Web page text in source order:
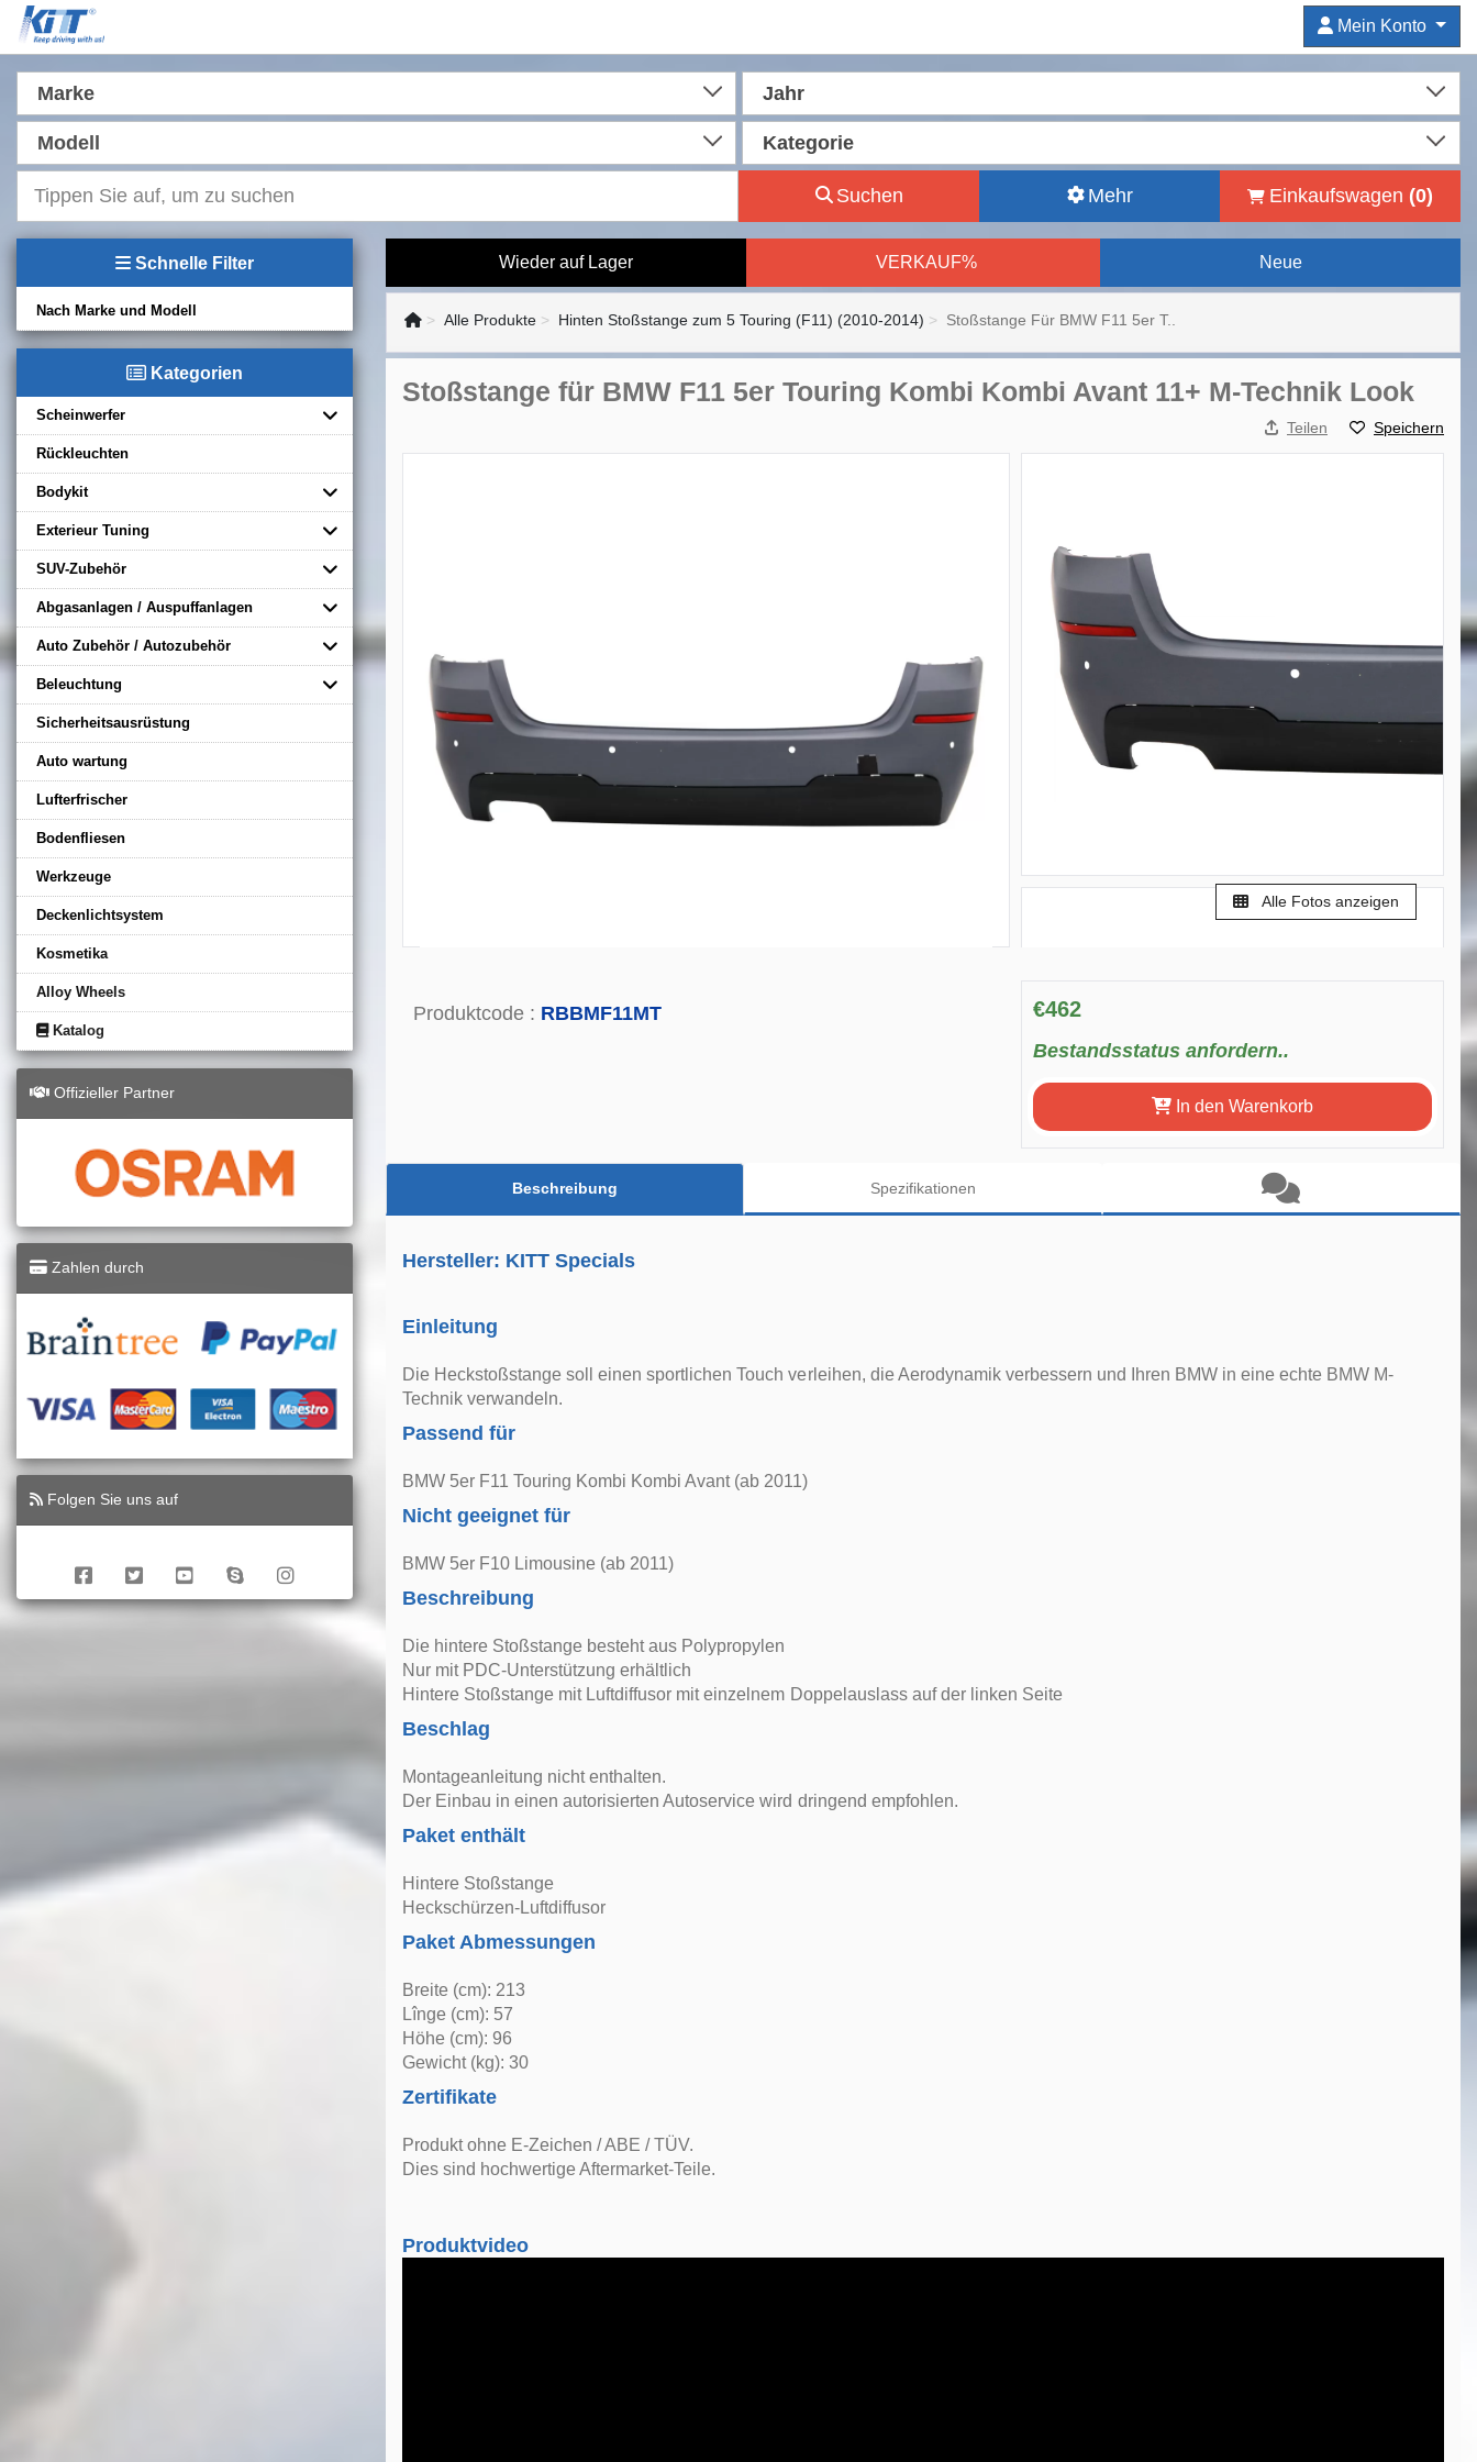
Mein Konto
Marke Jahr
Modell Kategorie
Suchen Mehr Einkaufswagen (0)
Schnelle Filter
Nach Marke und Modell
Kategorien
Scheinwerfer
Rückleuchten
Bodykit
Exterieur Tuning
SUV-Zubehör
Abgasanlagen / Auspuffanlagen
Auto Zubehör / Autozubehör
Beleuchtung
Sicherheitsausrüstung
Auto wartung
Lufterfrischer
Bodenfliesen
Werkzeuge
Deckenlichtsystem
Kosmetika
Alloy Wheels
Katalog
Offizieller Partner
Zahlen durch
Folgen Sie uns auf
Wieder auf Lager VERKAUF% Neue
Alle Produkte Hinten Stoßstange zum 5 Touring (F11) (2010-2014) Stoßstange Für BMW F11 5er T..
Stoßstange für BMW F11 5er Touring Kombi Kombi Avant 11+ M-Technik Look
Teilen Speichern
Alle Fotos anzeigen
Produktcode : RBBMF11MT €462
Bestandsstatus anfordern..
In den Warenkorb
Beschreibung Spezifikationen
Hersteller: KITT Specials
Einleitung
Die Heckstoßstange soll einen sportlichen Touch verleihen, die Aerodynamik verbessern und Ihren BMW in eine echte BMW M-
Technik verwandeln.
Passend für
BMW 5er F11 Touring Kombi Kombi Avant (ab 2011)
Nicht geeignet für
BMW 5er F10 Limousine (ab 2011)
Beschreibung
Die hintere Stoßstange besteht aus Polypropylen
Nur mit PDC-Unterstützung erhältlich
Hintere Stoßstange mit Luftdiffusor mit einzelnem Doppelauslass auf der linken Seite
Beschlag
Montageanleitung nicht enthalten.
Der Einbau in einen autorisierten Autoservice wird dringend empfohlen.
Paket enthält
Hintere Stoßstange
Heckschürzen-Luftdiffusor
Paket Abmessungen
Breite (cm): 213
Lînge (cm): 57
Höhe (cm): 96
Gewicht (kg): 30
Zertifikate
Produkt ohne E-Zeichen / ABE / TÜV.
Dies sind hochwertige Aftermarket-Teile.
Produktvideo